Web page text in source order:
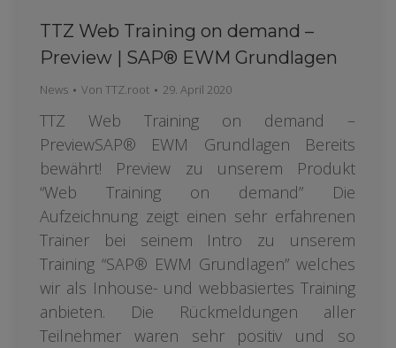
TTZ Web Training on demand –
Preview | SAP® EWM Grundlagen
News Von TTZ.root 29. April 2020
TTZ Web Training on demand –
PreviewSAP® EWM Grundlagen Bereits
bewährt! Preview zu unserem Produkt
“Web Training on demand” Die
Aufzeichnung zeigt einen sehr erfahrenen
Trainer bei seinem Intro zu unserem
Training “SAP® EWM Grundlagen” welches
wir als Inhouse- und webbasiertes Training
anbieten. Die Rückmeldungen aller
Teilnehmer waren sehr positiv und so